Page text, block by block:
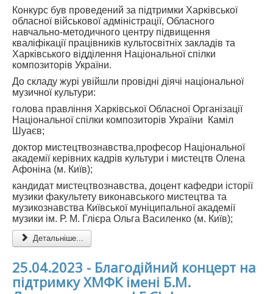
Конкурс був проведений за підтримки Харківської
обласної військової адміністрації, Обласного
навчально-методичного центру підвищення
кваліфікації працівників культосвітніх закладів та
Харківського відділення Національної спілки
композиторів України.
До складу журі увійшли провідні діячі національної
музичної культури:
голова правління Харківської Обласної Організації
Національної спілки композиторів України Каміл
Шуаєв;
доктор мистецтвознавства,професор Національної
академії керівних кадрів культури і мистецтв Олена
Афоніна (м. Київ);
кандидат мистецтвознавства, доцент кафедри історії
музики факультету виконавського мистецтва та
музикознавства Київської муніципальної академії
музики ім. Р. М. Глієра Ольга Василенко (м. Київ);
Детальніше...
25.04.2023 - Благодійний концерт на
підтримку ХМФК імені Б.М.